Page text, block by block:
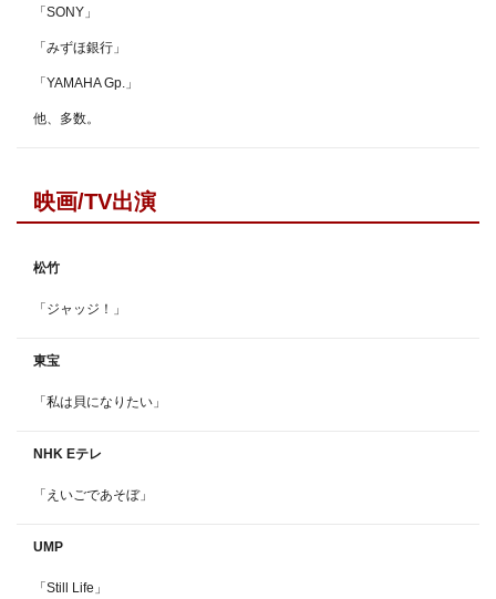
「SONY」
「みずほ銀行」
「YAMAHA Gp.」
他、多数。
映画/TV出演
松竹
「ジャッジ！」
東宝
「私は貝になりたい」
NHK Eテレ
「えいごであそぼ」
UMP
「Still Life」